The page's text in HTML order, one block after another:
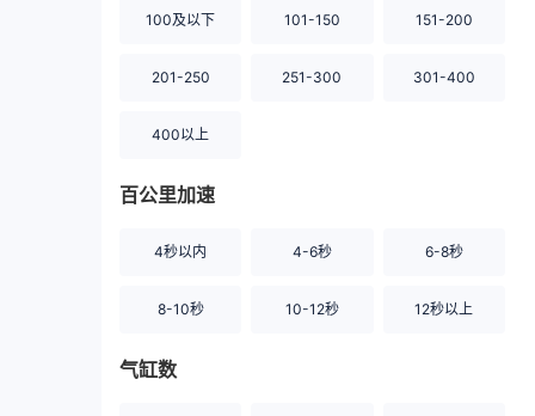
100及以下 101-150 151-200
201-250 251-300 301-400
400以上
百公里加速
4秒以内 4-6秒 6-8秒
8-10秒 10-12秒 12秒以上
气缸数